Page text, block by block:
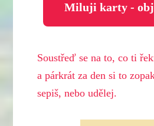
Miluji karty -
Soustřeď se na to, co ti
a párkrát za den si to
sepiš, nebo udělej.